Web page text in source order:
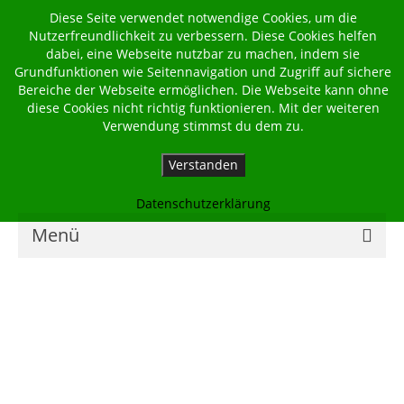
Menü
Diese Seite verwendet notwendige Cookies, um die
Nutzerfreundlichkeit zu verbessern. Diese Cookies helfen
dabei, eine Webseite nutzbar zu machen, indem sie
Grundfunktionen wie Seitennavigation und Zugriff auf sichere
Bereiche der Webseite ermöglichen. Die Webseite kann ohne
diese Cookies nicht richtig funktionieren. Mit der weiteren
Verwendung stimmst du dem zu.
Verstanden
Datenschutzerklärung